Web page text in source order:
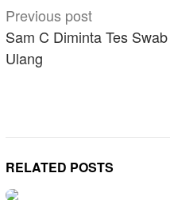
Post
navigation
Previous post
Sam C Diminta Tes Swab
Ulang
RELATED POSTS